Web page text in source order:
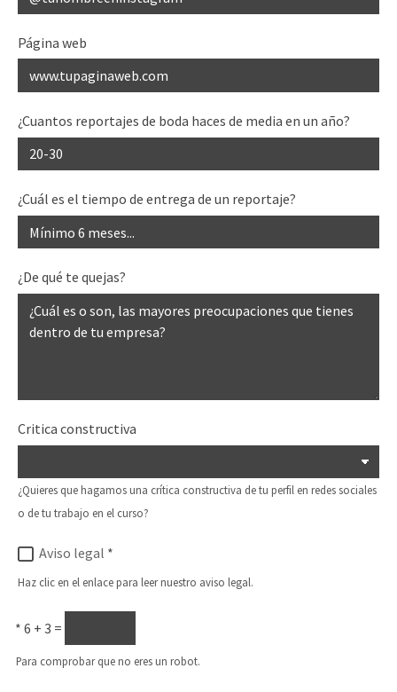
Página web
¿Cuantos reportajes de boda haces de media en un año?
¿Cuál es el tiempo de entrega de un reportaje?
¿De qué te quejas?
Critica constructiva
¿Quieres que hagamos una crítica constructiva de tu perfil en redes sociales
o de tu trabajo en el curso?
Aviso legal *
Haz clic en el enlace para leer nuestro aviso legal.
* 6 + 3 =
Para comprobar que no eres un robot.